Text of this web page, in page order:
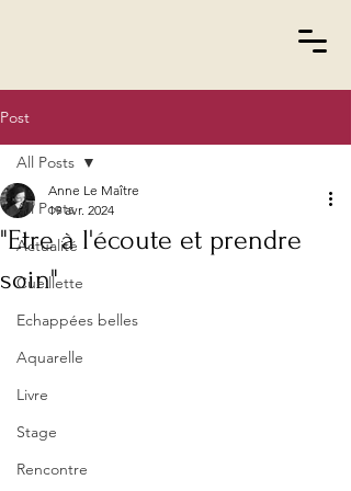
Post
All Posts
Actualité
Cueillette
Echappées belles
Aquarelle
Livre
Stage
Rencontre
All Posts
"Etre à l'écoute et prendre
soin"
Anne Le Maître
19 avr. 2024